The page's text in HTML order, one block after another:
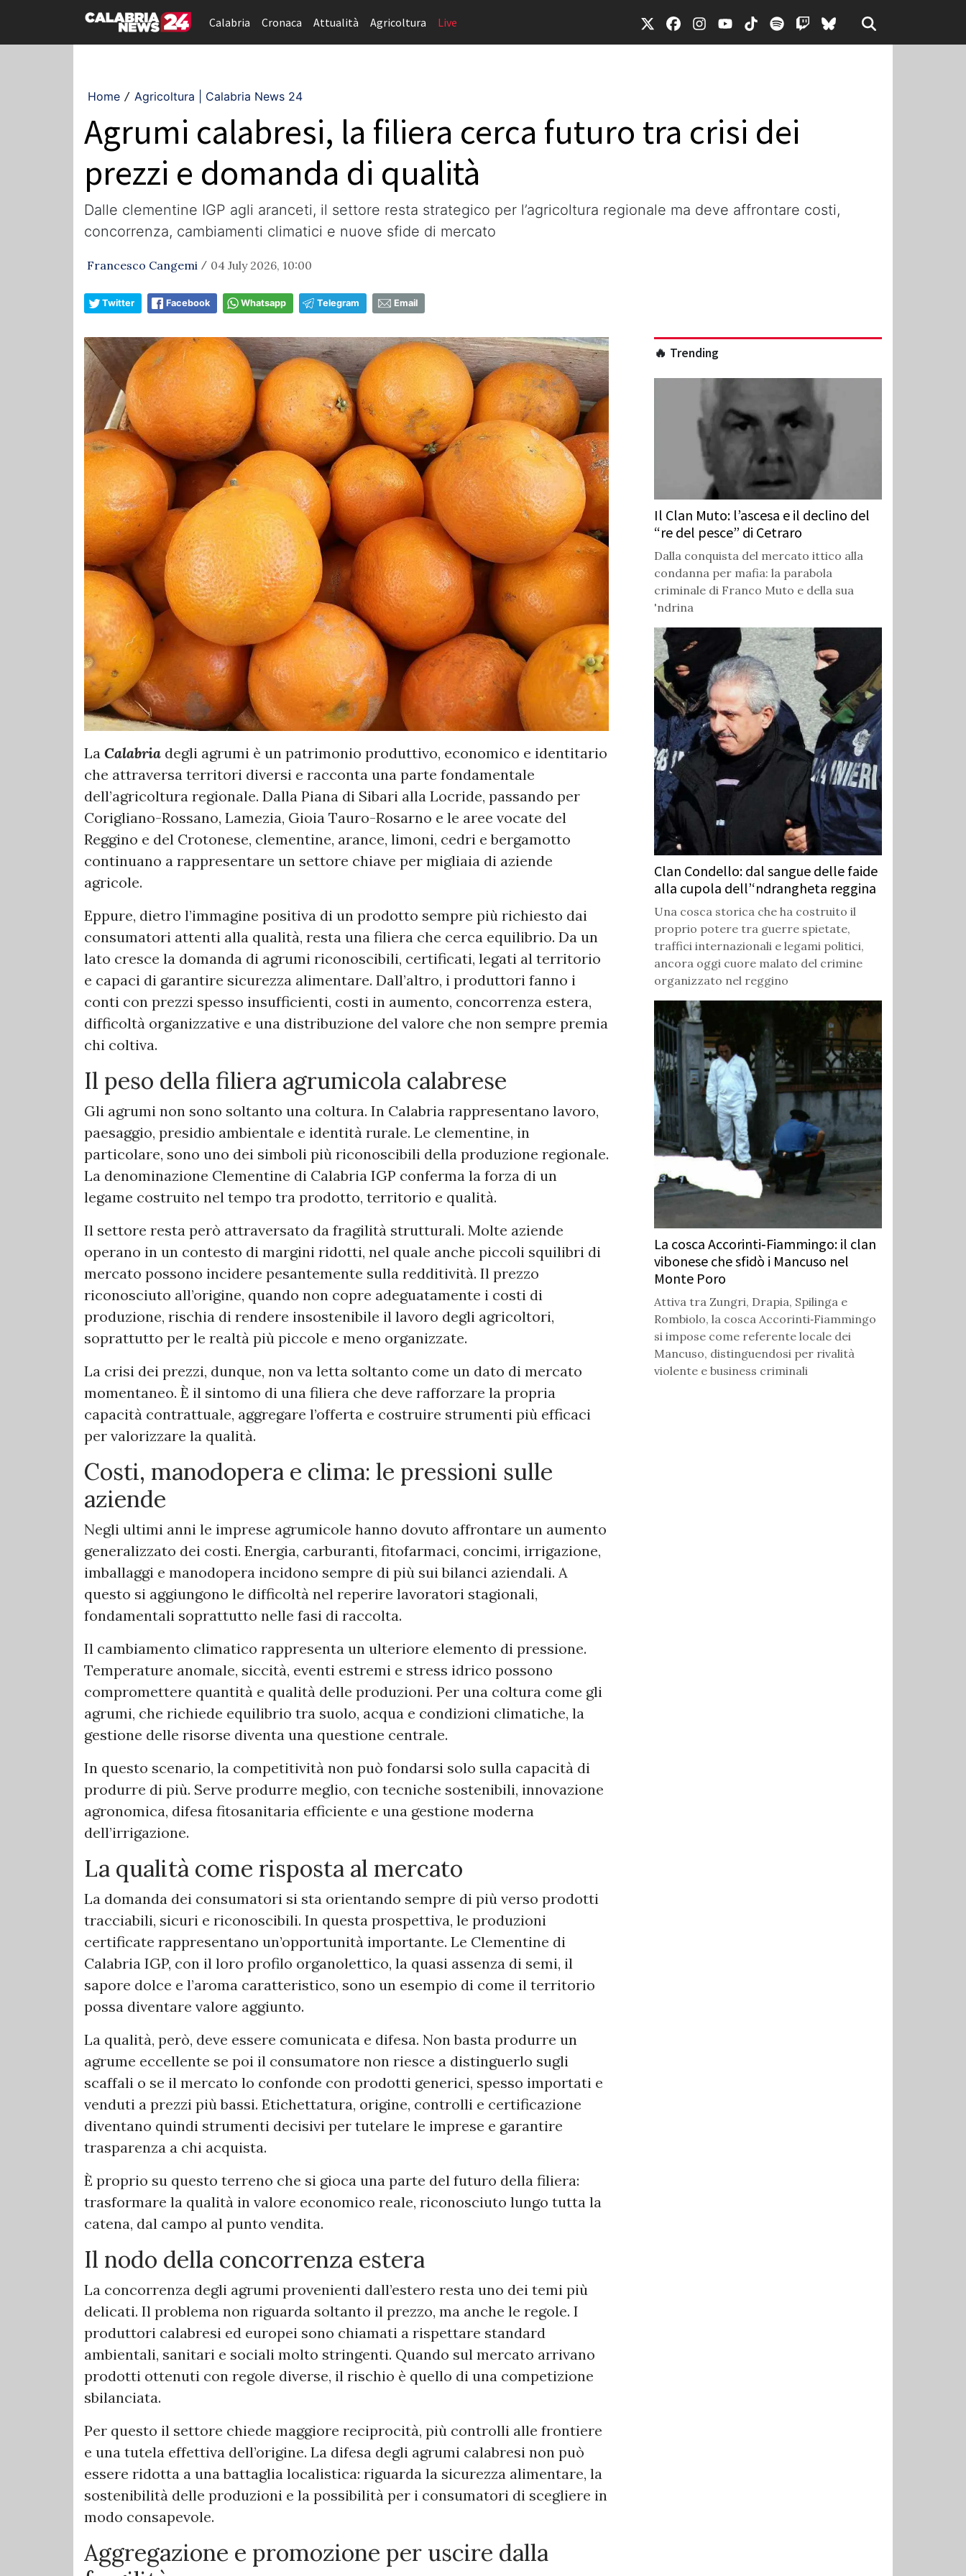
Calabria Cronaca Attualità Agricoltura Live
Home / Agricoltura | Calabria News 24
Agrumi calabresi, la filiera cerca futuro tra crisi dei
prezzi e domanda di qualità
Dalle clementine IGP agli aranceti, il settore resta strategico per l’agricoltura regionale ma deve affrontare costi,
concorrenza, cambiamenti climatici e nuove sfide di mercato
Francesco Cangemi / 04 July 2026, 10:00
Twitter Facebook Whatsapp Telegram Email
La Calabria degli agrumi è un patrimonio produttivo, economico e identitario
che attraversa territori diversi e racconta una parte fondamentale
dell’agricoltura regionale. Dalla Piana di Sibari alla Locride, passando per
Corigliano-Rossano, Lamezia, Gioia Tauro-Rosarno e le aree vocate del
Reggino e del Crotonese, clementine, arance, limoni, cedri e bergamotto
continuano a rappresentare un settore chiave per migliaia di aziende
agricole.
Eppure, dietro l’immagine positiva di un prodotto sempre più richiesto dai
consumatori attenti alla qualità, resta una filiera che cerca equilibrio. Da un
lato cresce la domanda di agrumi riconoscibili, certificati, legati al territorio
e capaci di garantire sicurezza alimentare. Dall’altro, i produttori fanno i
conti con prezzi spesso insufficienti, costi in aumento, concorrenza estera,
difficoltà organizzative e una distribuzione del valore che non sempre premia
chi coltiva.
Il peso della filiera agrumicola calabrese
Gli agrumi non sono soltanto una coltura. In Calabria rappresentano lavoro,
paesaggio, presidio ambientale e identità rurale. Le clementine, in
particolare, sono uno dei simboli più riconoscibili della produzione regionale.
La denominazione Clementine di Calabria IGP conferma la forza di un
legame costruito nel tempo tra prodotto, territorio e qualità.
Il settore resta però attraversato da fragilità strutturali. Molte aziende
operano in un contesto di margini ridotti, nel quale anche piccoli squilibri di
mercato possono incidere pesantemente sulla redditività. Il prezzo
riconosciuto all’origine, quando non copre adeguatamente i costi di
produzione, rischia di rendere insostenibile il lavoro degli agricoltori,
soprattutto per le realtà più piccole e meno organizzate.
La crisi dei prezzi, dunque, non va letta soltanto come un dato di mercato
momentaneo. È il sintomo di una filiera che deve rafforzare la propria
capacità contrattuale, aggregare l’offerta e costruire strumenti più efficaci
per valorizzare la qualità.
Costi, manodopera e clima: le pressioni sulle
aziende
Negli ultimi anni le imprese agrumicole hanno dovuto affrontare un aumento
generalizzato dei costi. Energia, carburanti, fitofarmaci, concimi, irrigazione,
imballaggi e manodopera incidono sempre di più sui bilanci aziendali. A
questo si aggiungono le difficoltà nel reperire lavoratori stagionali,
fondamentali soprattutto nelle fasi di raccolta.
Il cambiamento climatico rappresenta un ulteriore elemento di pressione.
Temperature anomale, siccità, eventi estremi e stress idrico possono
compromettere quantità e qualità delle produzioni. Per una coltura come gli
agrumi, che richiede equilibrio tra suolo, acqua e condizioni climatiche, la
gestione delle risorse diventa una questione centrale.
In questo scenario, la competitività non può fondarsi solo sulla capacità di
produrre di più. Serve produrre meglio, con tecniche sostenibili, innovazione
agronomica, difesa fitosanitaria efficiente e una gestione moderna
dell’irrigazione.
La qualità come risposta al mercato
La domanda dei consumatori si sta orientando sempre di più verso prodotti
tracciabili, sicuri e riconoscibili. In questa prospettiva, le produzioni
certificate rappresentano un’opportunità importante. Le Clementine di
Calabria IGP, con il loro profilo organolettico, la quasi assenza di semi, il
sapore dolce e l’aroma caratteristico, sono un esempio di come il territorio
possa diventare valore aggiunto.
La qualità, però, deve essere comunicata e difesa. Non basta produrre un
agrume eccellente se poi il consumatore non riesce a distinguerlo sugli
scaffali o se il mercato lo confonde con prodotti generici, spesso importati e
venduti a prezzi più bassi. Etichettatura, origine, controlli e certificazione
diventano quindi strumenti decisivi per tutelare le imprese e garantire
trasparenza a chi acquista.
È proprio su questo terreno che si gioca una parte del futuro della filiera:
trasformare la qualità in valore economico reale, riconosciuto lungo tutta la
catena, dal campo al punto vendita.
Il nodo della concorrenza estera
La concorrenza degli agrumi provenienti dall’estero resta uno dei temi più
delicati. Il problema non riguarda soltanto il prezzo, ma anche le regole. I
produttori calabresi ed europei sono chiamati a rispettare standard
ambientali, sanitari e sociali molto stringenti. Quando sul mercato arrivano
prodotti ottenuti con regole diverse, il rischio è quello di una competizione
sbilanciata.
Per questo il settore chiede maggiore reciprocità, più controlli alle frontiere
e una tutela effettiva dell’origine. La difesa degli agrumi calabresi non può
essere ridotta a una battaglia localistica: riguarda la sicurezza alimentare, la
sostenibilità delle produzioni e la possibilità per i consumatori di scegliere in
modo consapevole.
Aggregazione e promozione per uscire dalla
🔥 Trending
Il Clan Muto: l’ascesa e il declino del
“re del pesce” di Cetraro
Dalla conquista del mercato ittico alla
condanna per mafia: la parabola
criminale di Franco Muto e della sua
'ndrina
Clan Condello: dal sangue delle faide
alla cupola dell’‘ndrangheta reggina
Una cosca storica che ha costruito il
proprio potere tra guerre spietate,
traffici internazionali e legami politici,
ancora oggi cuore malato del crimine
organizzato nel reggino
La cosca Accorinti‑Fiammingo: il clan
vibonese che sfidò i Mancuso nel
Monte Poro
Attiva tra Zungri, Drapia, Spilinga e
Rombiolo, la cosca Accorinti‑Fiammingo
si impose come referente locale dei
Mancuso, distinguendosi per rivalità
violente e business criminali